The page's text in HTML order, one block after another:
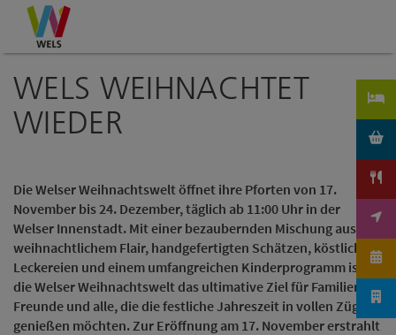
Zum Inhalt
Zur Navigation
Zum Seitenanfang
WELS WEIHNACHTET
WIEDER
Die Welser Weihnachtswelt öffnet ihre Pforten von 17.
November bis 24. Dezember, täglich ab 11:00 Uhr in der
Welser Innenstadt. Mit einer bezaubernden Mischung aus
weihnachtlichem Flair, handgefertigten Schätzen, köstlichen
Leckereien und einem umfangreichen Kinderprogramm ist
die Welser Weihnachtswelt das ultimative Ziel für Familien,
Freunde und alle, die die festliche Jahreszeit in vollen Zügen
genießen möchten. Zur Eröffnung am 17. November erstrahlt